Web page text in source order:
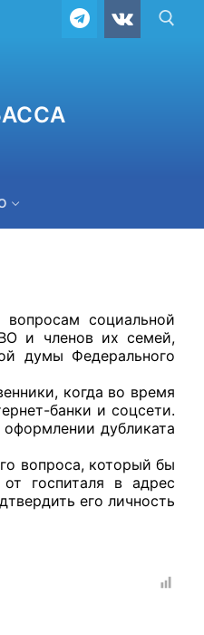
социальной
и членов их семей,
думы Федерального
когда во время
банки и соцсети.
дубликата
вопроса, который бы
госпиталя в адрес
его личность